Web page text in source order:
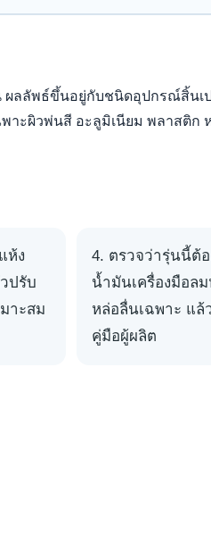
ผลลัพธ์ขึ้นอยู่กับชนิดอุปกรณ์สิ้นเ
าะผิวพ่นสี อะลูมิเนียม พลาสติก
ห้ง
ปรับ
าะสม
ตรวจว่ารุ่นนี้ต้อ
น้ำมันเครื่องมือล
หล่อลื่นเฉพาะ แล้
คู่มือผู้ผลิต